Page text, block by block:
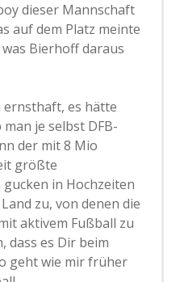
dieser Mannschaft
auf dem Platz meinte
Bierhoff daraus
es hätte
je selbst DFB-
der mit 8 Mio
größte
gucken in Hochzeiten
zu, von denen die
aktivem Fußball zu
dass es Dir beim
geht wie mir früher